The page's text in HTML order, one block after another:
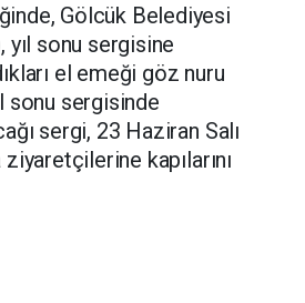
Gölcük Belediyesi
sonu sergisine
el emeği göz nuru
sonu sergisinde
sergi, 23 Haziran Salı
ziyaretçilerine kapılarını